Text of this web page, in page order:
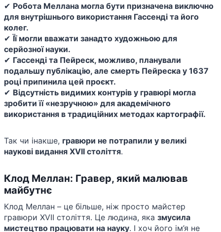
✔ Робота Меллана могла бути призначена виключно
для внутрішнього використання Гассенді та його
колег.
✔Її могли вважати занадто художньою для
серйозної науки.
✔ Гассенді та Пейреск, можливо, планували
подальшу публікацію, але смерть Пейреска у 1637
році припинила цей проєкт.
✔ Відсутність видимих контурів у гравюрі могла
зробити її «незручною» для академічного
використання в традиційних методах картографії.
Так чи інакше, гравюри не потрапили у великі
наукові видання XVII століття.
Клод Меллан: Гравер, який малював
майбутнє
Клод Меллан – це більше, ніж просто майстер
гравюри XVII століття. Це людина, яка змусила
мистецтво працювати на науку. І хоч його ім’я не